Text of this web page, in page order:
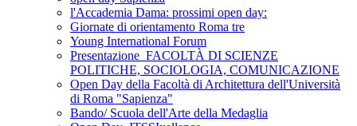
l'Accademia Dama: prossimi open day:
Giornate di orientamento Roma tre
Young International Forum
Presentazione_FACOLTÀ DI SCIENZE
POLITICHE, SOCIOLOGIA, COMUNICAZIONE
Open Day della Facoltà di Architettura dell'Università
di Roma "Sapienza"
Bando/ Scuola dell'Arte della Medaglia